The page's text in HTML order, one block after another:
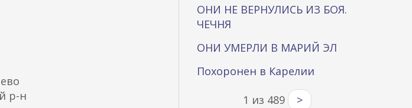
р-н
ОНИ НЕ ВЕРНУЛИСЬ ИЗ БОЯ.
ЧЕЧНЯ
ОНИ УМЕРЛИ В МАРИЙ ЭЛ
Похоронен в Карелии
1 из 489 >